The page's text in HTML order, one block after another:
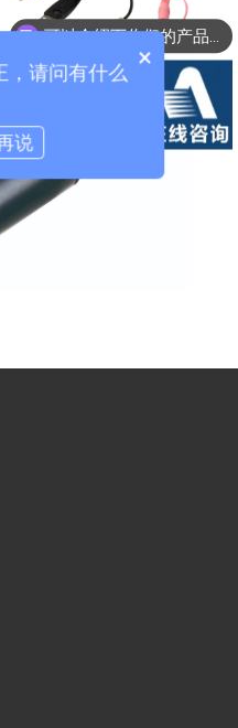
可以介绍下你们的产品么？
×
，请问有什么
说